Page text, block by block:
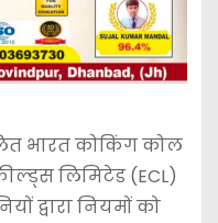
भारत कोकिंग कोल
लिमिटेड (ECL)
द्वारा नियमों को